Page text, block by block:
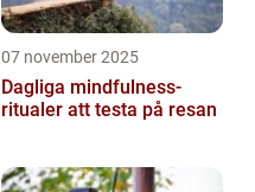
07 november 2025
Dagliga mindfulness-
ritualer att testa på resan